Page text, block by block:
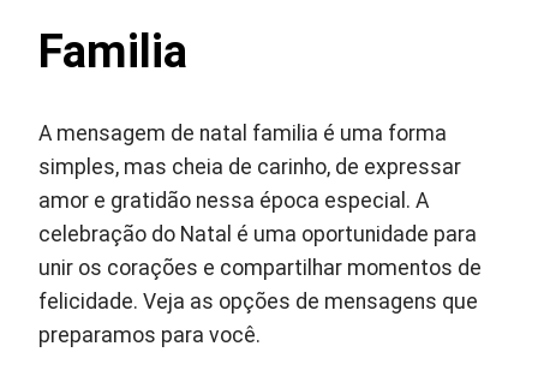
Familia
A mensagem de natal familia é uma forma
simples, mas cheia de carinho, de expressar
amor e gratidão nessa época especial. A
celebração do Natal é uma oportunidade para
unir os corações e compartilhar momentos de
felicidade. Veja as opções de mensagens que
preparamos para você.